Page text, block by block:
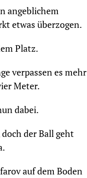
angeblichem
etwas überzogen.
Platz.
verpassen es mehr
Meter.
dabei.
der Ball geht
auf dem Boden